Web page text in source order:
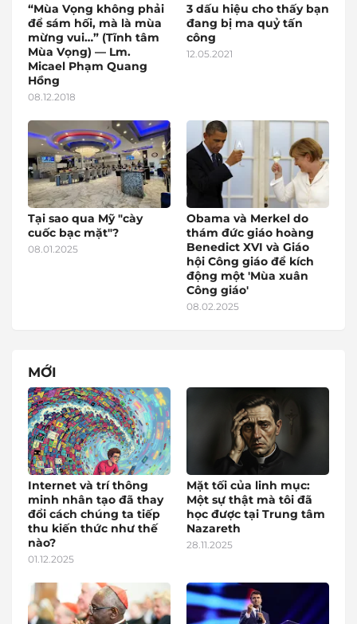
“Mùa Vọng không phải
để sám hối, mà là mùa
mừng vui…” (Tĩnh tâm
Mùa Vọng) — Lm.
Micael Phạm Quang
Hồng
08.12.2018
3 dấu hiệu cho thấy bạn
đang bị ma quỷ tấn
công
12.05.2021
Tại sao qua Mỹ "cày
cuốc bạc mặt"?
08.01.2025
Obama và Merkel do
thám đức giáo hoàng
Benedict XVI và Giáo
hội Công giáo để kích
động một 'Mùa xuân
Công giáo'
08.02.2025
MỚI
Internet và trí thông
minh nhân tạo đã thay
đổi cách chúng ta tiếp
thu kiến thức như thế
nào?
01.12.2025
Mặt tối của linh mục:
Một sự thật mà tôi đã
học được tại Trung tâm
Nazareth
28.11.2025